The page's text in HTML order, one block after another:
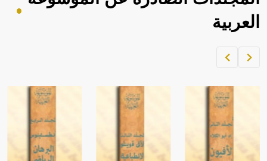
العربية